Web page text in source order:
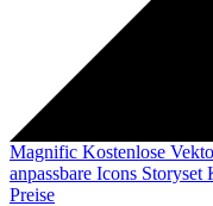
Magnific Kostenlose
anpassbare Icons Storyset
Preise